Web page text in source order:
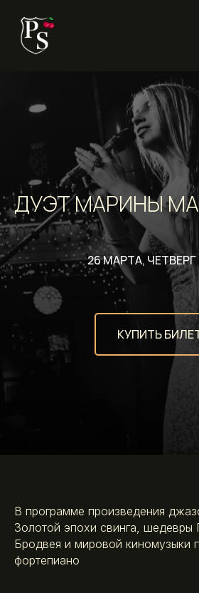
ДУЭТ МАРИНЫ
26 МАРТА, ЧЕТВЕРГ
КУПИТЬ
В программе произведения
Золотой эпохи свинга, шедевры
Бродвея и мировой киномузыки
фортепиано